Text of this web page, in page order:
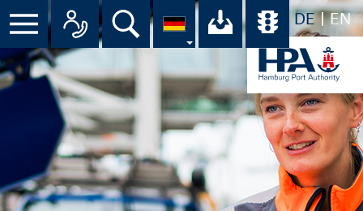
DE EN
Suche Ihr Download-